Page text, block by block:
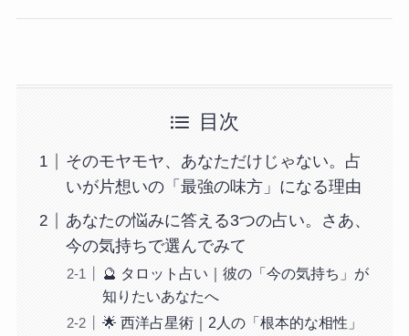
目次
そのモヤモヤ、あなただけじゃない。占
いが片想いの「最強の味方」になる理由
あなたの悩みに答える3つの占い。さあ、
今の気持ちで選んでみて
🔮 タロット占い｜彼の「今の気持ち」が
知りたいあなたへ
🌟 西洋占星術｜2人の「根本的な相性」